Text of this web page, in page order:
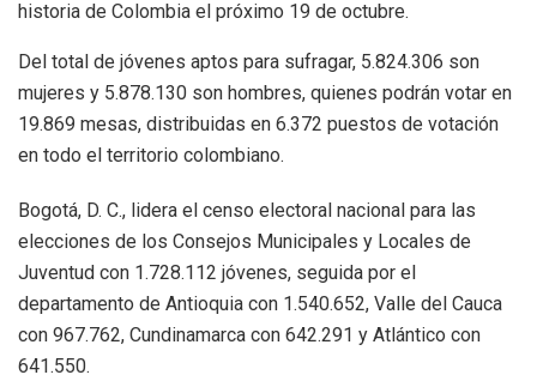
historia de Colombia el próximo 19 de octubre.
Del total de jóvenes aptos para sufragar, 5.824.306 son
mujeres y 5.878.130 son hombres, quienes podrán votar en
19.869 mesas, distribuidas en 6.372 puestos de votación
en todo el territorio colombiano.
Bogotá, D. C., lidera el censo electoral nacional para las
elecciones de los Consejos Municipales y Locales de
Juventud con 1.728.112 jóvenes, seguida por el
departamento de Antioquia con 1.540.652, Valle del Cauca
con 967.762, Cundinamarca con 642.291 y Atlántico con
641.550.